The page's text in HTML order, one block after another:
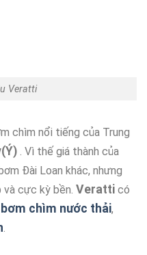
Veratti
chìm nổi tiếng của Trung
. Vì thế giá thành của
Đài Loan khác, nhưng
cực kỳ bền. Veratti có
chìm nước thải,
.